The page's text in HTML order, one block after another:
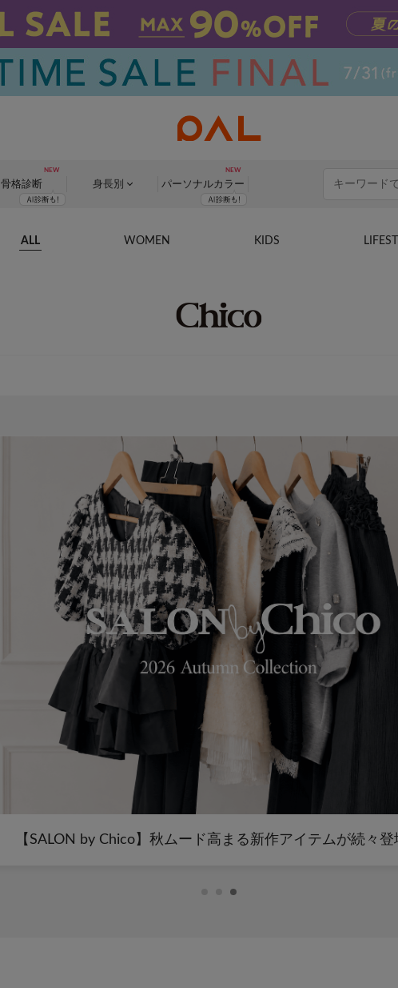
骨格診断 身長別 パーソナルカラー
ALL WOMEN KIDS
【SALON by Chico】秋ムード高まる新作アイテムが続々登